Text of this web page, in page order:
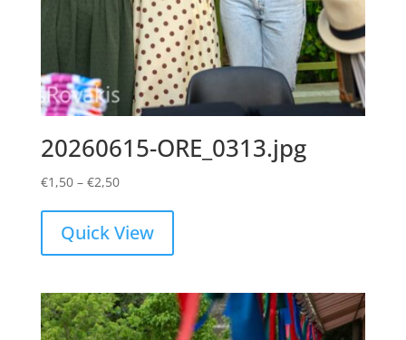
20260615-ORE_0313.jpg
€1,50 – €2,50Price
€1,50
through
Quick View